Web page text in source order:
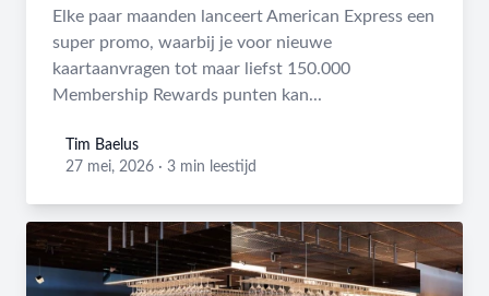
Elke paar maanden lanceert American Express een
super promo, waarbij je voor nieuwe
kaartaanvragen tot maar liefst 150.000
Membership Rewards punten kan...
Tim Baelus
Tim Baelus
27 mei, 2026 · 3 min leestijd